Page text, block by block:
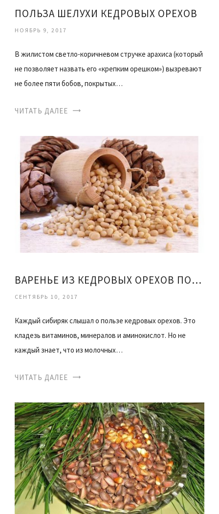
ПОЛЬЗА ШЕЛУХИ КЕДРОВЫХ ОРЕХОВ
НОЯБРЬ 9, 2017
В жилистом светло-коричневом стручке арахиса (который
не позволяет назвать его «крепким орешком») вызревают
не более пяти бобов, покрытых…
ЧИТАТЬ ДАЛЕЕ
ВАРЕНЬЕ ИЗ КЕДРОВЫХ ОРЕХОВ ПОЛЬЗА
СЕНТЯБРЬ 10, 2017
Каждый сибиряк слышал о пользе кедровых орехов. Это
кладезь витаминов, минералов и аминокислот. Но не
каждый знает, что из молочных…
ЧИТАТЬ ДАЛЕЕ